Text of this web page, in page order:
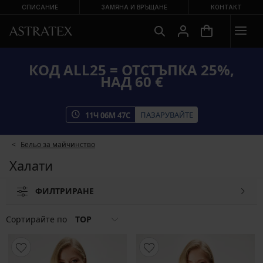
СПИСАНИЕ ЗАМЯНА И ВРЪЩАНЕ КОНТАКТ
КОД ALL25 = ОТСТЪПКА 25%,
НАД 60 €
11Ч 06М 46С ПАЗАРУВАЙТЕ
Бельо за майчинство
Халати
ФИЛТРИРАНЕ
Сортирайте по TOP